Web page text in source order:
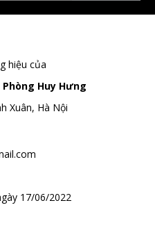
hiệu của
Phòng Huy Hưng
Xuân, Hà Nội
17/06/2022